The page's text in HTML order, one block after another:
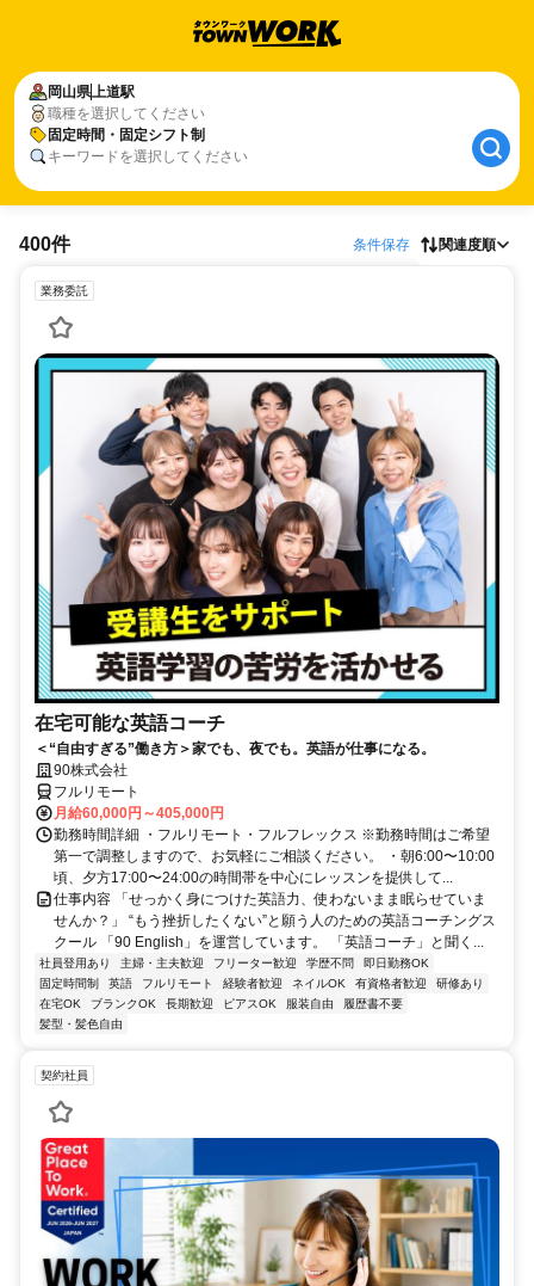
岡山県上道駅
職種を選択してください
固定時間・固定シフト制
キーワードを選択してください
400件 条件保存 関連度順
業務委託
在宅可能な英語コーチ
＜“自由すぎる”働き方＞家でも、夜でも。英語が仕事になる。
90株式会社
フルリモート
月給60,000円～405,000円
勤務時間詳細 ・フルリモート・フルフレックス ※勤務時間はご希望
第一で調整しますので、お気軽にご相談ください。 ・朝6:00〜10:00
頃、夕方17:00〜24:00の時間帯を中心にレッスンを提供して...
仕事内容 「せっかく身につけた英語力、使わないまま眠らせていま
せんか？」 “もう挫折したくない”と願う人のための英語コーチングス
クール 「90 English」を運営しています。 「英語コーチ」と聞く...
社員登用あり 主婦・主夫歓迎 フリーター歓迎 学歴不問
即日勤務OK
固定時間制
英語 フルリモート 経験者歓迎 ネイルOK 有資格者歓迎
研修あり
在宅OK
ブランクOK 長期歓迎 ピアスOK 服装自由
履歴書不要
髪型・髪色自由
契約社員